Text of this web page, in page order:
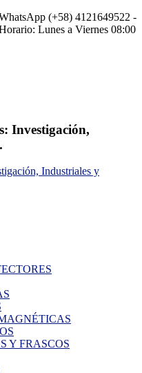
(+58) 4121649522 -
Lunes a Viernes 08:00
Investigación,
Y FRASCOS